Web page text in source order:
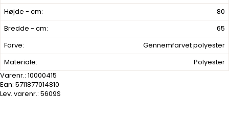
Højde - cm:
80
Bredde - cm:
65
Farve:
Gennemfarvet polyester
Materiale:
Polyester
Varenr.: 10000415
Ean: 5711877014810
Lev. varenr.: 5609S